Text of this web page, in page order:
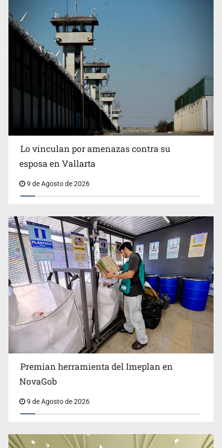
Fallece Don Nelson, quíntuple campeón NBA, a los 86
años
Congreso pide a la SEP combatir discursos de odio y
desinformación en redes e IA
Lo vinculan por amenazas contra su esposa en Vallarta
Lo vinculan por amenazas contra su
esposa en Vallarta
9 de Agosto de 2026
Premian herramienta del Imeplan en
NovaGob
9 de Agosto de 2026